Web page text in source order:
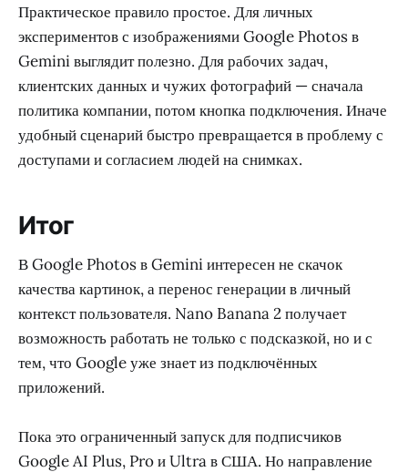
Практическое правило простое. Для личных
экспериментов с изображениями Google Photos в
Gemini выглядит полезно. Для рабочих задач,
клиентских данных и чужих фотографий — сначала
политика компании, потом кнопка подключения. Иначе
удобный сценарий быстро превращается в проблему с
доступами и согласием людей на снимках.
Итог
В Google Photos в Gemini интересен не скачок
качества картинок, а перенос генерации в личный
контекст пользователя. Nano Banana 2 получает
возможность работать не только с подсказкой, но и с
тем, что Google уже знает из подключённых
приложений.
Пока это ограниченный запуск для подписчиков
Google AI Plus, Pro и Ultra в США. Но направление